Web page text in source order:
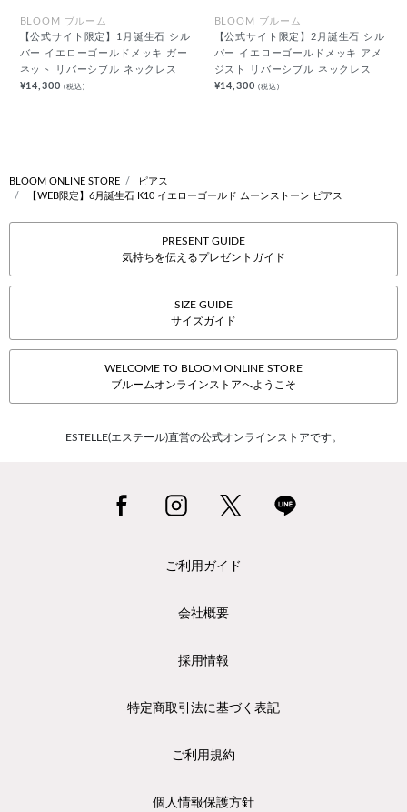
BLOOM ブルーム
【公式サイト限定】1月誕生石 シル
バー イエローゴールドメッキ ガー
ネット リバーシブル ネックレス
¥14,300(税込)
BLOOM ブルーム
【公式サイト限定】2月誕生石 シル
バー イエローゴールドメッキ アメ
ジスト リバーシブル ネックレス
¥14,300(税込)
BLOOM ONLINE STORE
ピアス
【WEB限定】6月誕生石 K10 イエローゴールド ムーンストーン ピアス
PRESENT GUIDE
気持ちを伝えるプレゼントガイド
SIZE GUIDE
サイズガイド
WELCOME TO BLOOM ONLINE STORE
ブルームオンラインストアへようこそ
ESTELLE(エステール)直営の公式オンラインストアです。
ご利用ガイド
会社概要
採用情報
特定商取引法に基づく表記
ご利用規約
個人情報保護方針